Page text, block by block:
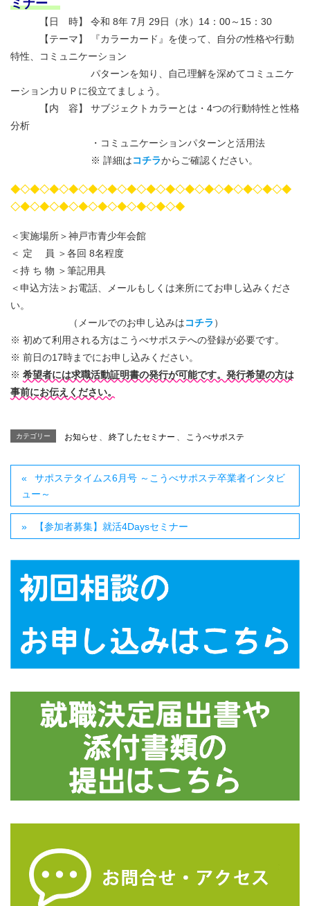
ミナー
【日 時】 令和 8年 7月 29日（水）14：00～15：30
【テーマ】 『カラーカード』を使って、自分の性格や行動
特性、コミュニケーション
パターンを知り、自己理解を深めてコミュニケ
ーション力ＵＰに役立てましょう。
【内 容】 サブジェクトカラーとは・4つの行動特性と性格
分析
・コミュニケーションパターンと活用法
※ 詳細はコチラからご確認ください。
◆◇◆◇◆◇◆◇◆◇◆◇◆◇◆◇◆◇◆◇◆◇◆◇◆◇◆◇◆
◇◆◇◆◇◆◇◆◇◆◇◆◇◆◇◆◇◆
＜実施場所＞神戸市青少年会館
＜ 定 員 ＞各回 8名程度
＜持 ち 物 ＞筆記用具
＜申込方法＞お電話、メールもしくは来所にてお申し込みくださ
い。
（メールでのお申し込みはコチラ）
※ 初めて利用される方はこうべサポステへの登録が必要です。
※ 前日の17時までにお申し込みください。
※ 希望者には求職活動証明書の発行が可能です。発行希望の方は
事前にお伝えください。
カテゴリー お知らせ 終了したセミナー こうべサポステ
サポステタイムス6月号 ～こうべサポステ卒業者インタビ
ュー～
【参加者募集】就活4Daysセミナー